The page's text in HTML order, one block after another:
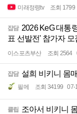
미래정령tv 조회 1799
잡담 2026 KeG 대통
표 선발전' 참가자 모
이스포츠부산 조회 2564
잡담 설희 비키니 몸매
필메 조회 34199 07-
클립 조아서 비키니